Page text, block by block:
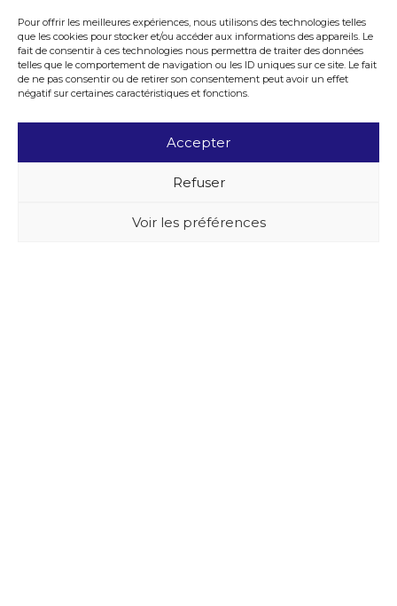
Pour offrir les meilleures expériences, nous utilisons des technologies telles
que les cookies pour stocker et/ou accéder aux informations des appareils. Le
fait de consentir à ces technologies nous permettra de traiter des données
telles que le comportement de navigation ou les ID uniques sur ce site. Le fait
de ne pas consentir ou de retirer son consentement peut avoir un effet
négatif sur certaines caractéristiques et fonctions.
Accepter
Refuser
Voir les préférences